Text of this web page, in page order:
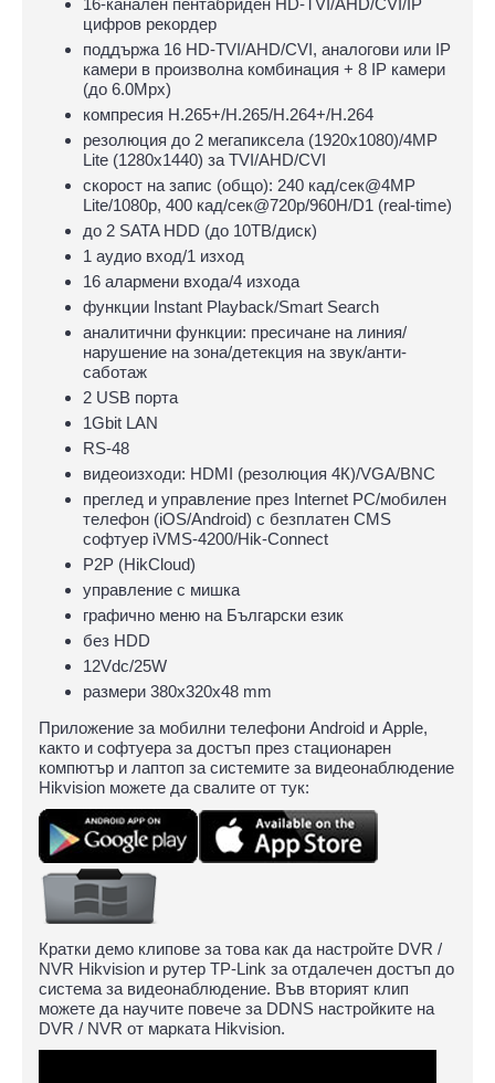
16-канален пентабриден HD-TVI/AHD/CVI/IP
цифров рекордер
поддържа 16 HD-TVI/AHD/CVI, аналогови или IP
камери в произволна комбинация + 8 IP камери
(до 6.0Mpx)
компресия H.265+/H.265/H.264+/H.264
резолюция до 2 мегапиксела (1920x1080)/4MP
Lite (1280x1440) за TVI/AHD/CVI
скорост на запис (общо): 240 кад/сек@4MP
Lite/1080p, 400 кад/сек@720p/960H/D1 (real-time)
до 2 SATA HDD (до 10ТВ/диск)
1 аудио вход/1 изход
16 алармени входа/4 изхода
функции Instant Playback/Smart Search
аналитични функции: пресичане на линия/
нарушение на зона/детекция на звук/анти-
саботаж
2 USB порта
1Gbit LAN
RS-48
видеоизходи: HDMI (резолюция 4К)/VGA/BNC
преглед и управление през Internet PC/мобилен
телефон (iOS/Android) с безплатен CMS
софтуер iVMS-4200/Hik-Connect
P2P (HikCloud)
управлeние с мишка
графично меню на Български език
без HDD
12Vdc/25W
размери 380х320х48 mm
Приложение за мобилни телефони Android и Apple,
както и софтуера за достъп през стационарен
компютър и лаптоп за системите за видеонаблюдение
Hikvision можете да свалите от тук:
Кратки демо клипове за това как да настройте DVR /
NVR Hikvision и рутер TP-Link за отдалечен достъп до
система за видеонаблюдение. Във вторият клип
можете да научите повече за DDNS настройките на
DVR / NVR от марката Hikvision.